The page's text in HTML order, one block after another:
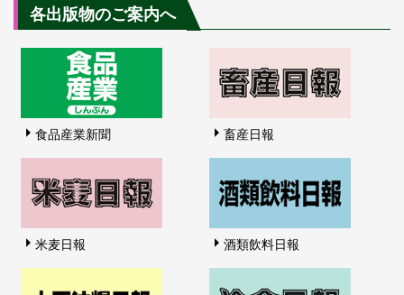
各出版物のご案内へ
食品産業新聞 畜産日報
米麦日報 酒類飲料日報